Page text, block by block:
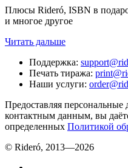
Плюсы Rideró, ISBN в
и многое другое
Читать дальше
Поддержка:
Печать тиража:
Наши услуги:
Предоставляя
контактным данным, вы
определенных Политикой
© Rideró, 2013—2026